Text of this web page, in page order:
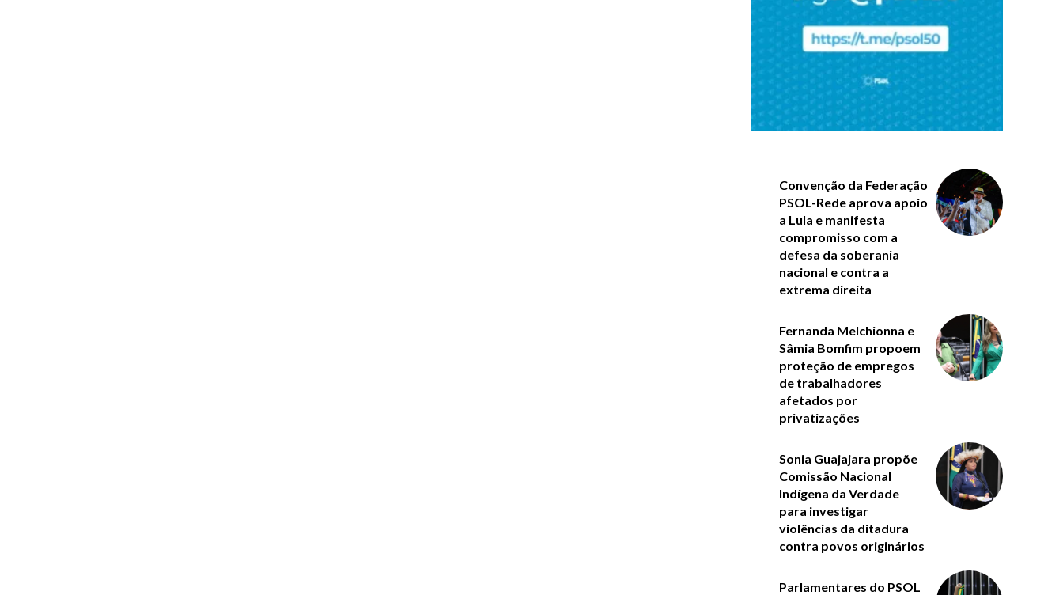
Convenção da Federação
PSOL-Rede aprova apoio
a Lula e manifesta
compromisso com a
defesa da soberania
nacional e contra a
extrema direita
Fernanda Melchionna e
Sâmia Bomfim propoem
proteção de empregos
de trabalhadores
afetados por
privatizações
Sonia Guajajara propõe
Comissão Nacional
Indígena da Verdade
para investigar
violências da ditadura
contra povos originários
Parlamentares do PSOL